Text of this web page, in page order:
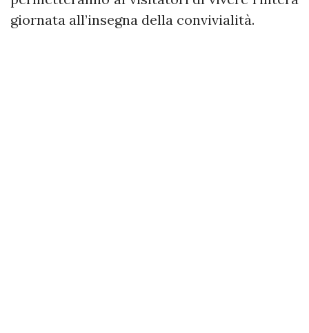
giornata all’insegna della convivialità.